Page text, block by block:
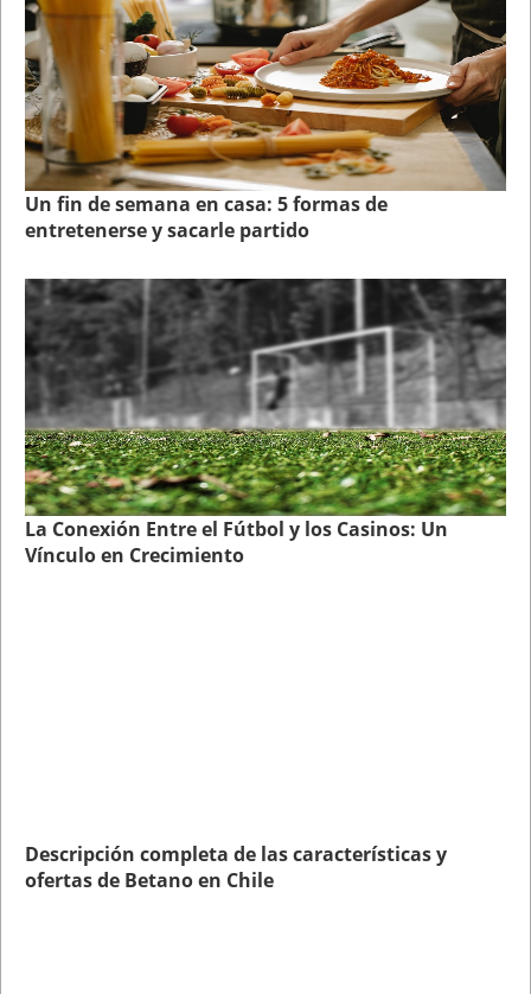
Un fin de semana en casa: 5 formas de
entretenerse y sacarle partido
La Conexión Entre el Fútbol y los Casinos: Un
Vínculo en Crecimiento
Descripción completa de las características y
ofertas de Betano en Chile